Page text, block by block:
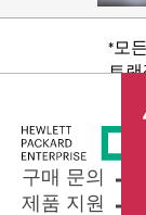
*모
트
며
료
설
러가
를
구매 문의
제품 지원